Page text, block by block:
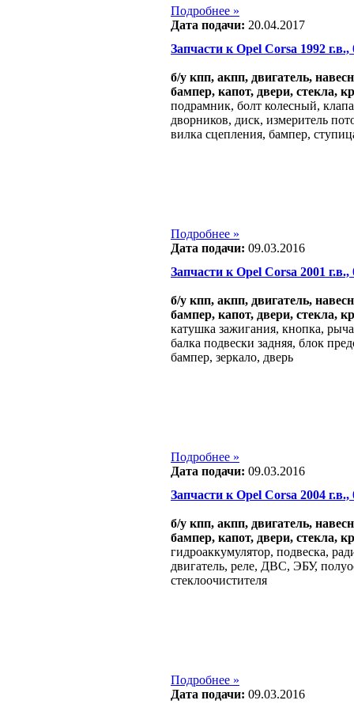
Подробнее »
Дата подачи: 20.04.2017
Запчасти к Opel Corsa 1992 г.в.,
б/у кпп, акпп, двигатель,
бампер, капот, двери, стекла,
подрамник, болт колесный,
дворников, диск, измеритель
вилка сцепления, бампер,
Подробнее »
Дата подачи: 09.03.2016
Запчасти к Opel Corsa 2001 г.в.,
б/у кпп, акпп, двигатель,
бампер, капот, двери, стекла,
катушка зажигания, кнопка,
балка подвески задняя, блок
бампер, зеркало, дверь
Подробнее »
Дата подачи: 09.03.2016
Запчасти к Opel Corsa 2004 г.в.,
б/у кпп, акпп, двигатель,
бампер, капот, двери, стекла,
гидроаккумулятор, подвеска,
двигатель, реле, ДВС, ЭБУ,
стеклоочистителя
Подробнее »
Дата подачи: 09.03.2016